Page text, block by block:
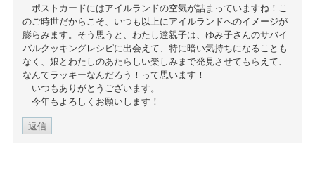
ポストカードにはアイルランドの空気が詰まっていますね！こ
のご時世だからこそ、いつも以上にアイルランドへのイメージが
膨らみます。そう思うと、わたし達親子は、ゆみ子さんのサバイ
バルクッキングレシピに出会えて、特に暗い気持ちになることも
なく、娘とわたしのあたらしい楽しみまで発見させてもらえて、
なんてラッキーなんだろう！って思います！
いつもありがとうございます。
今年もよろしくお願いします！
返信